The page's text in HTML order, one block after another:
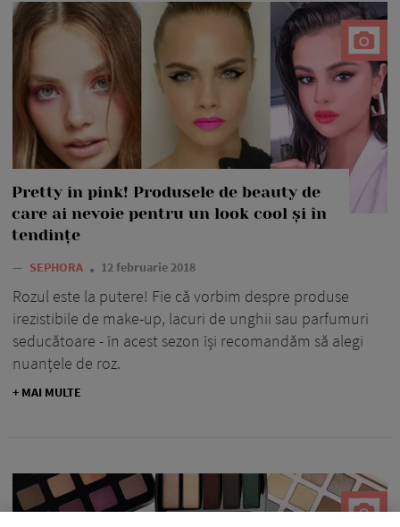
Pretty in pink! Produsele de beauty de
care ai nevoie pentru un look cool și în
tendințe
— SEPHORA 12 februarie 2018
Rozul este la putere! Fie că vorbim despre produse
irezistibile de make-up, lacuri de unghii sau parfumuri
seducătoare - în acest sezon își recomandăm să alegi
nuanțele de roz.
+ MAI MULTE